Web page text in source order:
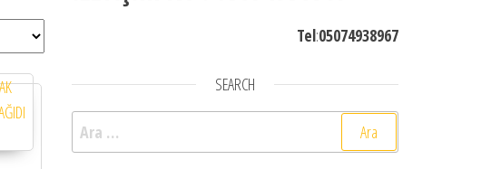
Tel:05074938967
SEARCH
Arama: